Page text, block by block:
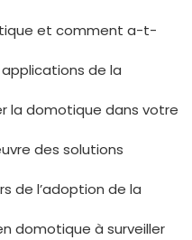
et comment a-t-
de la
la domotique dans votre
des solutions
de l’adoption de la
domotique à surveiller